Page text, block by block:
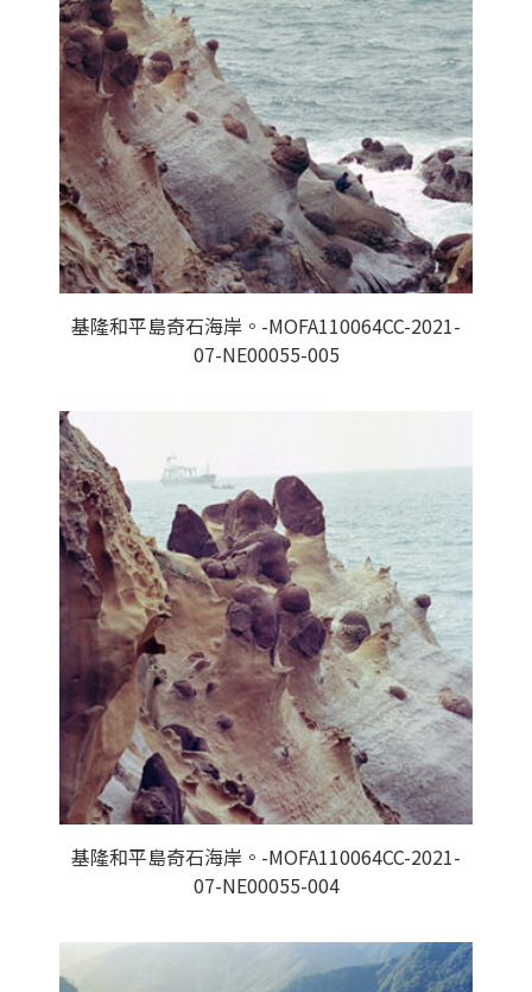
基隆和平島奇石海岸。-MOFA110064CC-2021-
07-NE00055-005
基隆和平島奇石海岸。-MOFA110064CC-2021-
07-NE00055-004